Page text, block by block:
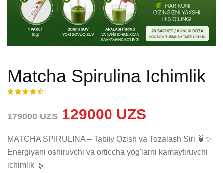
Matcha Spirulina Ichimlik
179000 UZS 129000 UZS
MATCHA SPIRULINA – Tabiiy Ozish va Tozalash Siri 🍵✨
Energiyani oshiruvchi va ortiqcha yog'larni kamaytiruvchi
ichimlik 🌿